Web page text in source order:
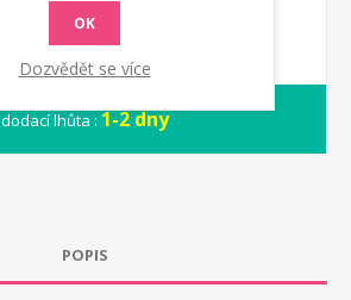
dodací lhůta :1-2 dny
POPIS
OK
Dozvědět se více